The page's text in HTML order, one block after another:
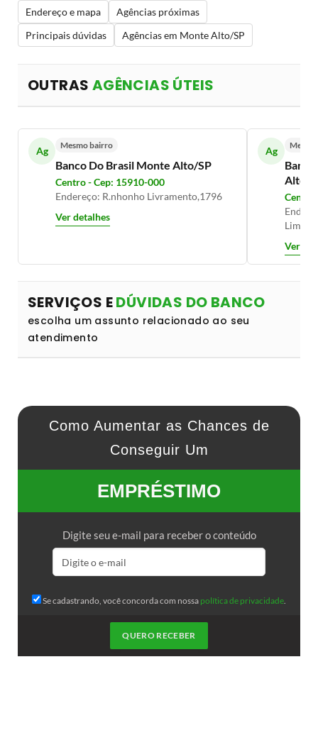
Endereço e mapa
Agências próximas
Principais dúvidas
Agências em Monte Alto/SP
OUTRAS AGÊNCIAS ÚTEIS
Ag Mesmo bairro
Banco Do Brasil Monte Alto/SP
Centro - Cep: 15910-000
Endereço: R.nhonho Livramento,1796
Ver detalhes
Ag
Alto/
Centro
Ver
SERVIÇOS EDÚVIDAS DO BANCO
escolha um assunto relacionado ao seu
atendimento
Como Aumentar as Chances de
Conseguir Um
EMPRÉSTIMO
Digite seu e-mail para receber o conteúdo
Se cadastrando, você concorda com nossa política de privacidade.
QUERO RECEBER